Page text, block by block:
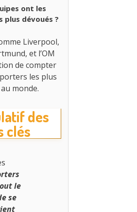
ont les
plus dévoués ?
Liverpool,
et l’OM
de compter
les plus
monde.
des
clés
le
se